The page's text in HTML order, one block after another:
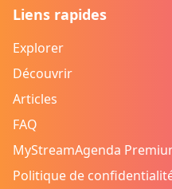
Liens rapides
Explorer
Découvrir
Articles
FAQ
MyStreamAgenda
Politique de